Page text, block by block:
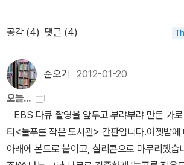
나무 들숲노래 동시 따라쓰기》, 《새로 쓰는 말밑
보았습니다》, 《우리말꽃》, 《쉬운 말이 평화》, 《
《우리말 수수께끼 동시》, 《시골에서 살림 짓는
음 읽기》을 썼다. blog.naver.com/
노랑민들레)바깥길을 나서려면 마을앞 시골버
와서옆마을로 논둑길을 따라 걸어가서 이른버
기꺼이 걷는다.동트는 시골 논자락을 바라볼
리즈로 계속 나오면 좋겠어요. 표지가 이뻐서
이션'과 마찬가지로 도서관에서 대출해야 완독
^ 요즘 제가 완소하는 작가 '존 스칼지'의 작품
은 나빠요...... 너무 짧아요..... ㅠ.ㅠ 재미있는
리면 아니되옵니다. 추리/미스터리/액션/스릴러/공포 (5권) 진짜
야금 야금 아껴가면서 읽는 그래픽 노블 '닐 게
터 궁금했던 만화였는데, 1권 맛보기하고 나머
선물로 시리즈 완결 시켰어요. ㅎㅎ 언제든 확
나면 너무 아쉬울것 같아, 책이 잘 안잡히고, 머
/ 양철북 / 2005년 11월 / 285쪽 (1/1~1/1) 사
을 다 읽을 생각은 아니었답니다. ^^;;둘 중 어떤
다가, 책 제목 때문에 '두 친구 이야기'를 먼저
에 다정한 두 친구의 이야기를 기대했는데... 학
가 나와서 읽는 동안 가슴이 먹먹했습니다... 솔
면 새해 첫날 피했을 책이었어요. -.-;; 책에서만
겠지만, 아직도 우리의 무관심 속에 학대 받을
물이 났답니다. 그렇게 작고 연약한 아이들을 때
T.T 하지만 유디트에게 관심을 가지고 사랑을
공감 (4) 댓글 (4)
순오기 2012-01-20
오늘...
EBS 다큐 촬영을 앞두고 부랴부랴 만든 가
티<늘푸른 작은 도서관> 간판입니다.어젯밤에
아래에 본드로 붙이고, 실리콘으로 마무리했습